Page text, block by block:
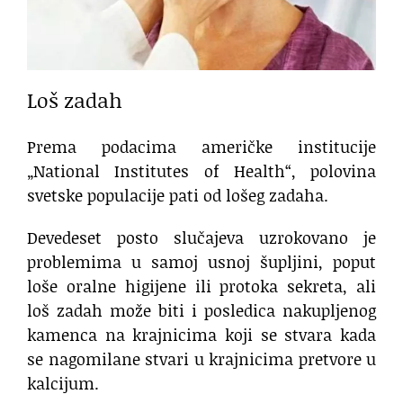
Loš zadah
Prema podacima američke institucije
„National Institutes of Health“, polovina
svetske populacije pati od lošeg zadaha.
Devedeset posto slučajeva uzrokovano je
problemima u samoj usnoj šupljini, poput
loše oralne higijene ili protoka sekreta, ali
loš zadah može biti i posledica nakupljenog
kamenca na krajnicima koji se stvara kada
se nagomilane stvari u krajnicima pretvore u
kalcijum.